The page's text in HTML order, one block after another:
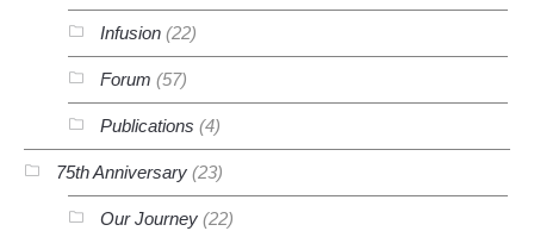
Infusion (22)
Forum (57)
Publications (4)
75th Anniversary (23)
Our Journey (22)